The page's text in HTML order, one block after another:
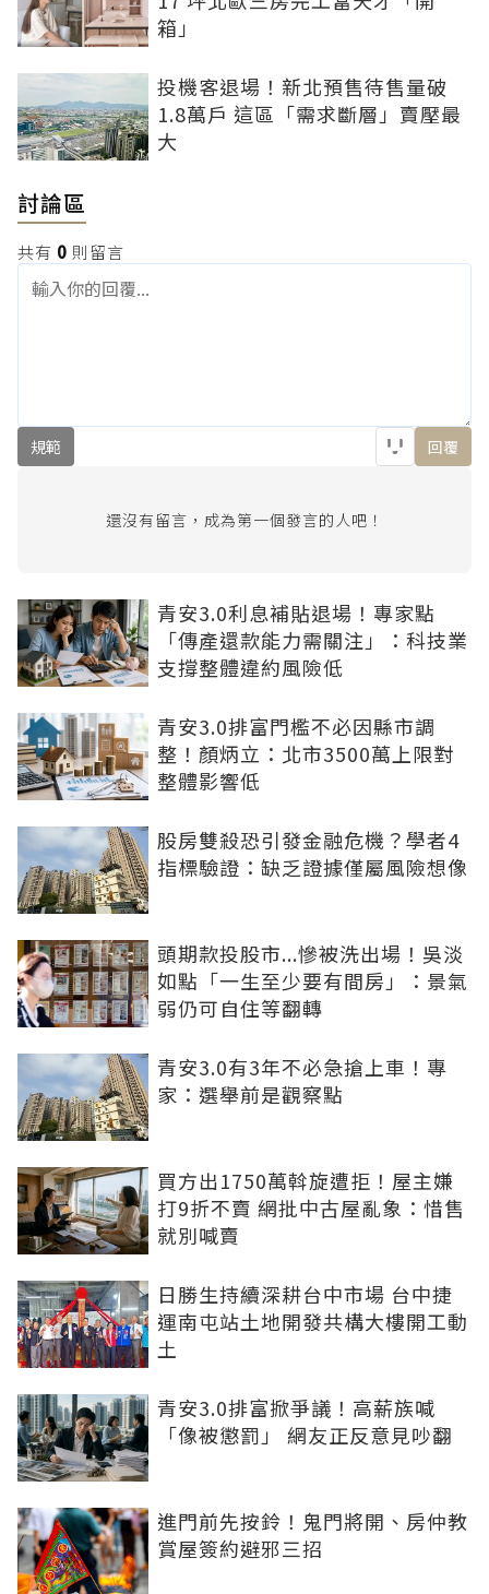
箱」
投機客退場！新北預售待售量破
1.8萬戶 這區「需求斷層」賣壓最
大
討論區
共有 0 則留言
規範 回覆
還沒有留言，成為第一個發言的人吧！
青安3.0利息補貼退場！專家點
「傳產還款能力需關注」：科技業
支撐整體違約風險低
青安3.0排富門檻不必因縣市調
整！顏炳立：北市3500萬上限對
整體影響低
股房雙殺恐引發金融危機？學者4
指標驗證：缺乏證據僅屬風險想像
頭期款投股市...慘被洗出場！吳淡
如點「一生至少要有間房」：景氣
弱仍可自住等翻轉
青安3.0有3年不必急搶上車！專
家：選舉前是觀察點
買方出1750萬斡旋遭拒！屋主嫌
打9折不賣 網批中古屋亂象：惜售
就別喊賣
日勝生持續深耕台中市場 台中捷
運南屯站土地開發共構大樓開工動
土
青安3.0排富掀爭議！高薪族喊
「像被懲罰」 網友正反意見吵翻
進門前先按鈴！鬼門將開、房仲教
賞屋簽約避邪三招